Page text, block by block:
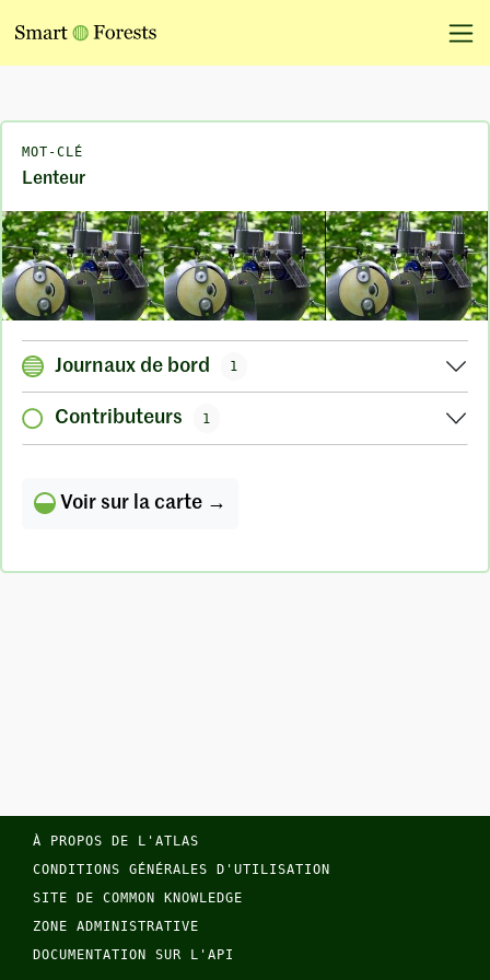
MOT-CLÉ
Lenteur
Journaux de bord 1
Contributeurs 1
Voir sur la carte →
À PROPOS DE L'ATLAS
CONDITIONS GÉNÉRALES D'UTILISATION
SITE DE COMMON KNOWLEDGE
ZONE ADMINISTRATIVE
DOCUMENTATION SUR L'API